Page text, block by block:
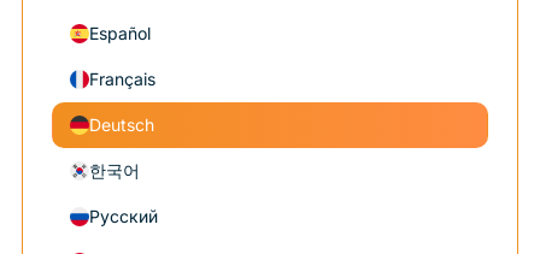
Español
Français
Deutsch
한국어
Русский